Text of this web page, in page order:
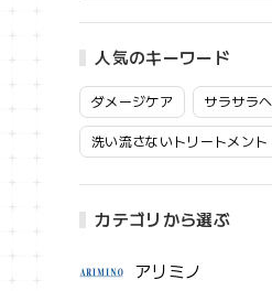
人気のキーワード
ダメージケア サラサラ
洗い流さないトリートメント
カテゴリから選ぶ
アリミノ